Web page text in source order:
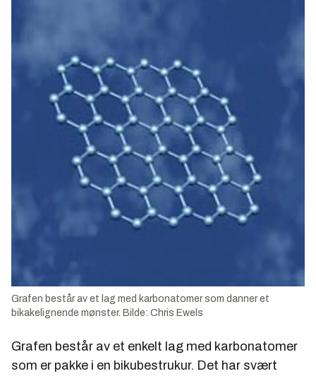
Grafen består av et lag med karbonatomer som danner et
bikakelignende mønster. Bilde: Chris Ewels
Grafen består av et enkelt lag med karbonatomer
som er pakke i en bikubestrukur. Det har svært